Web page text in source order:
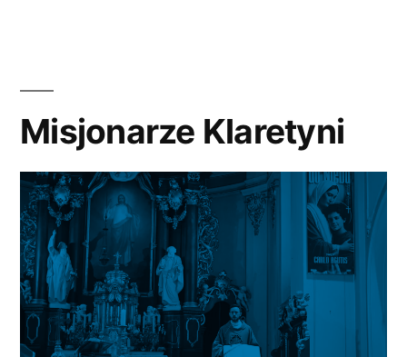
Misjonarze Klaretyni